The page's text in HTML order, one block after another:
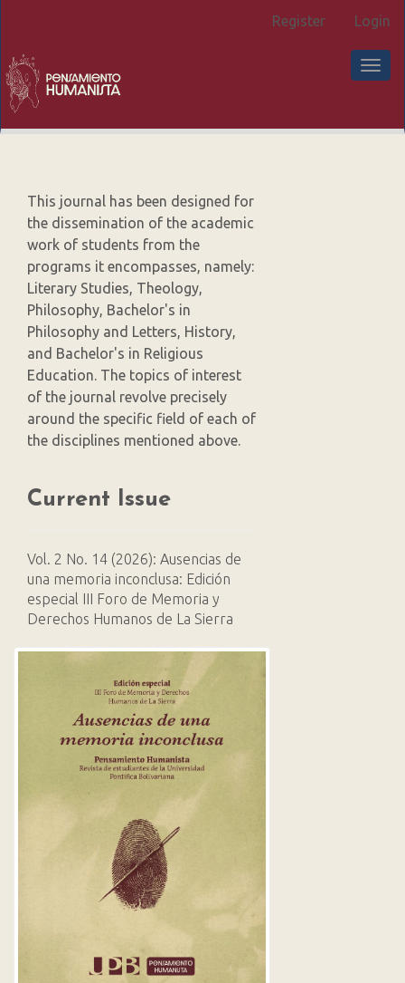
Content
Sidebar
Register Login
This journal has been designed for
the dissemination of the academic
work of students from the
programs it encompasses, namely:
Literary Studies, Theology,
Philosophy, Bachelor's in
Philosophy and Letters, History,
and Bachelor's in Religious
Education. The topics of interest
of the journal revolve precisely
around the specific field of each of
the disciplines mentioned above.
Current Issue
Vol. 2 No. 14 (2026): Ausencias de
una memoria inconclusa: Edición
especial III Foro de Memoria y
Derechos Humanos de La Sierra